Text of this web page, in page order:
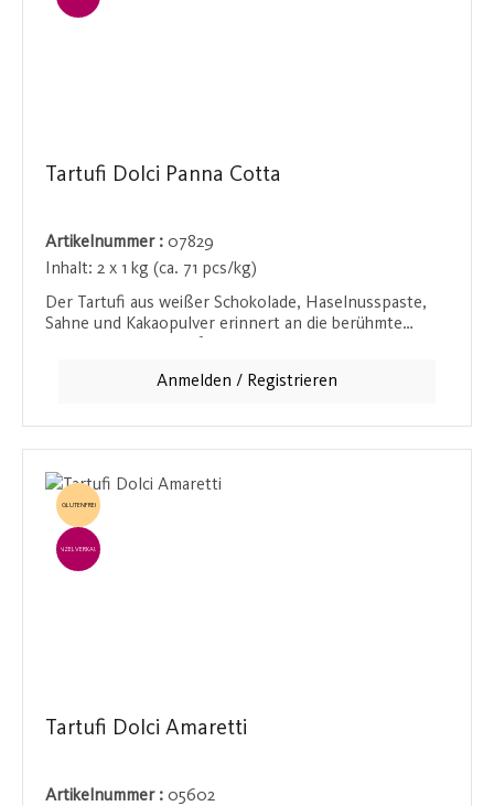
Tartufi Dolci Panna Cotta
Artikelnummer : 07829
Inhalt: 2 x 1 kg (ca. 71 pcs/kg)
Der Tartufi aus weißer Schokolade, Haselnusspaste,
Sahne und Kakaopulver erinnert an die berühmte
ein besonderer Genuss für alle, die weiße Schokolade
Anmelden / Registrieren
GLUTENFREI
EINZELVERKAUF
Tartufi Dolci Amaretti
Artikelnummer : 05602